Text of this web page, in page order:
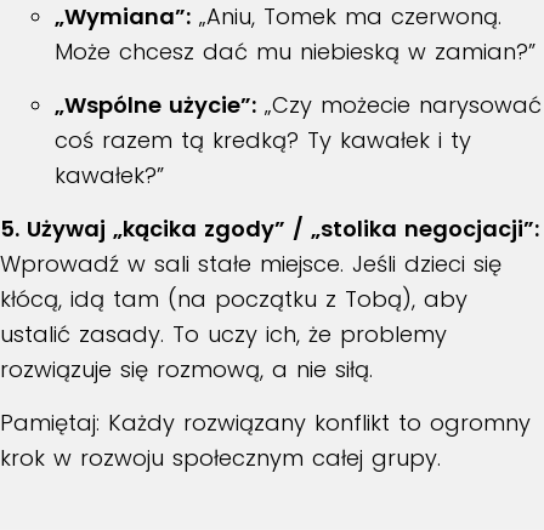
„Wymiana”: „Aniu, Tomek ma czerwoną.
Może chcesz dać mu niebieską w zamian?”
„Wspólne użycie”: „Czy możecie narysować
coś razem tą kredką? Ty kawałek i ty
kawałek?”
5. Używaj „kącika zgody” / „stolika negocjacji”:
Wprowadź w sali stałe miejsce. Jeśli dzieci się
kłócą, idą tam (na początku z Tobą), aby
ustalić zasady. To uczy ich, że problemy
rozwiązuje się rozmową, a nie siłą.
Pamiętaj: Każdy rozwiązany konflikt to ogromny
krok w rozwoju społecznym całej grupy.